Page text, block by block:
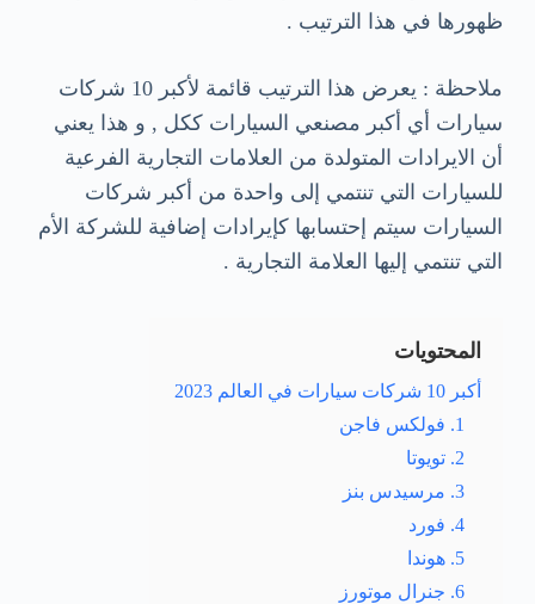
ظهورها في هذا الترتيب .
ملاحظة : يعرض هذا الترتيب قائمة لأكبر 10 شركات
سيارات أي أكبر مصنعي السيارات ككل , و هذا يعني
أن الايرادات المتولدة من العلامات التجارية الفرعية
للسيارات التي تنتمي إلى واحدة من أكبر شركات
السيارات سيتم إحتسابها كإيرادات إضافية للشركة الأم
التي تنتمي إليها العلامة التجارية .
المحتويات
أكبر 10 شركات سيارات في العالم 2023
1. فولكس فاجن
2. تويوتا
3. مرسيدس بنز
4. فورد
5. هوندا
6. جنرال موتورز